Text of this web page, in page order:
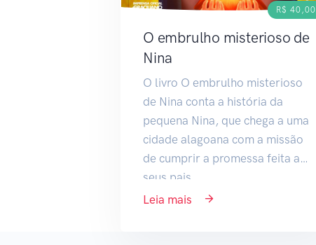
R$ 40,00
O embrulho misterioso de
Nina
O livro O embrulho misterioso
de Nina conta a história da
pequena Nina, que chega a uma
cidade alagoana com a missão
de cumprir a promessa feita a
seus pais.
Leia mais